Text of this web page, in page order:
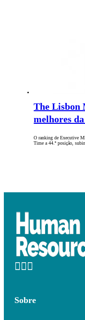
The Lisbon
melhores
O ranking de Executive
Time a 44.ª posição,
Sobre